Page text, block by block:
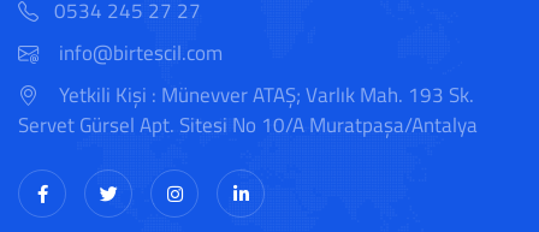
0534 245 27 27
info@birtescil.com
Yetkili Kişi : Münevver ATAŞ; Varlık Mah. 193 Sk.
Servet Gürsel Apt. Sitesi No 10/A Muratpaşa/Antalya